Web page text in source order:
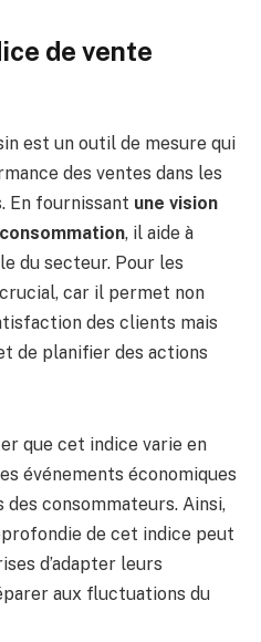
de vente
est un outil de mesure qui
des ventes dans les
En fournissant une vision
, il aide à
du secteur. Pour les
car il permet non
des clients mais
de planifier des actions
que cet indice varie en
événements économiques
consommateurs. Ainsi,
de cet indice peut
d’adapter leurs
aux fluctuations du